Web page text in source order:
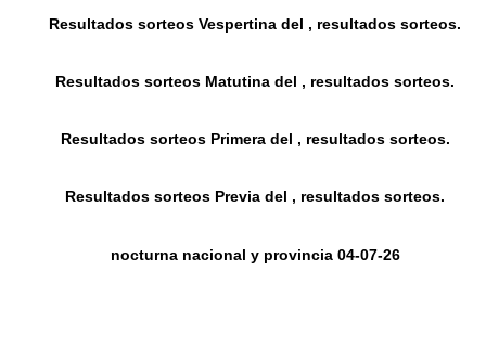
Resultados sorteos Vespertina del , resultados sorteos.
Resultados sorteos Matutina del , resultados sorteos.
Resultados sorteos Primera del , resultados sorteos.
Resultados sorteos Previa del , resultados sorteos.
nocturna nacional y provincia 04-07-26